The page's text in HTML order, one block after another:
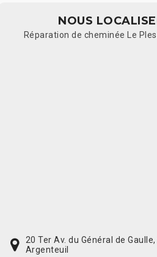
NOUS
Réparation de cheminée Le
20 Ter Av. du Général de
Argenteuil